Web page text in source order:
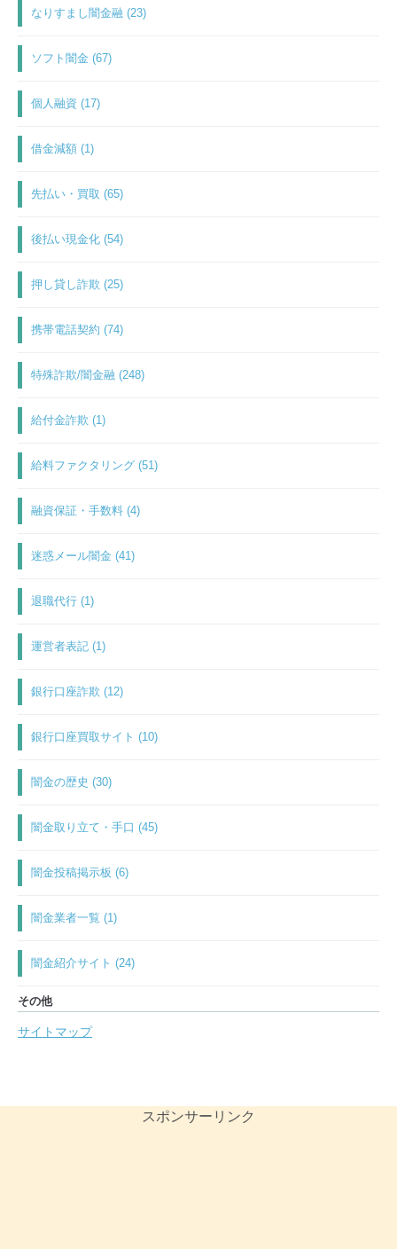
なりすまし闇金融 (23)
ソフト闇金 (67)
個人融資 (17)
借金減額 (1)
先払い・買取 (65)
後払い現金化 (54)
押し貸し詐欺 (25)
携帯電話契約 (74)
特殊詐欺/闇金融 (248)
給付金詐欺 (1)
給料ファクタリング (51)
融資保証・手数料 (4)
迷惑メール闇金 (41)
退職代行 (1)
運営者表記 (1)
銀行口座詐欺 (12)
銀行口座買取サイト (10)
闇金の歴史 (30)
闇金取り立て・手口 (45)
闇金投稿掲示板 (6)
闇金業者一覧 (1)
闇金紹介サイト (24)
その他
サイトマップ
スポンサーリンク